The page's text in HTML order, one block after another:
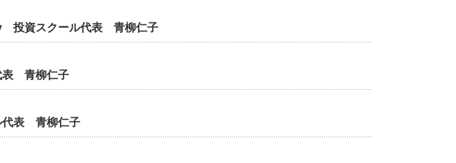
投資スクール代表 青柳仁子
表 青柳仁子
代表 青柳仁子